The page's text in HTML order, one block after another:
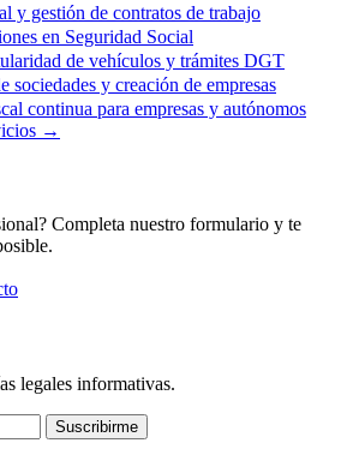
y gestión de contratos de trabajo
en Seguridad Social
de vehículos y trámites DGT
sociedades y creación de empresas
continua para empresas y autónomos
→
Completa nuestro formulario y te
legales informativas.
Suscribirme